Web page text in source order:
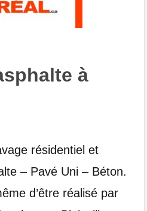
à
résidentiel et
– Pavé Uni – Béton.
d’être réalisé par